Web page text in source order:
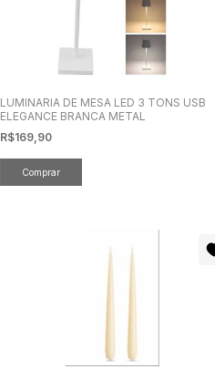
LUMINARIA DE MESA LED 3 TONS USB
ELEGANCE BRANCA METAL
R$169,90